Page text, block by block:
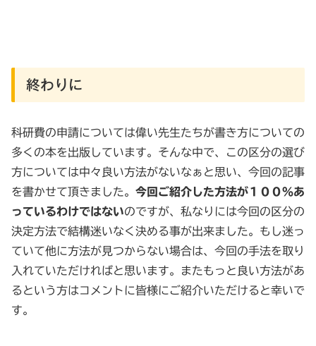
終わりに
科研費の申請については偉い先生たちが書き方についての
多くの本を出版しています。そんな中で、この区分の選び
方については中々良い方法がないなぁと思い、今回の記事
を書かせて頂きました。 今回ご紹介した方法が１００％あ
っているわけではないのですが、私なりには今回の区分の
決定方法で結構迷いなく決める事が出来ました。もし迷っ
ていて他に方法が見つからない場合は、今回の手法を取り
入れていただければと思います。またもっと良い方法があ
るという方はコメントに皆様にご紹介いただけると幸いで
す。